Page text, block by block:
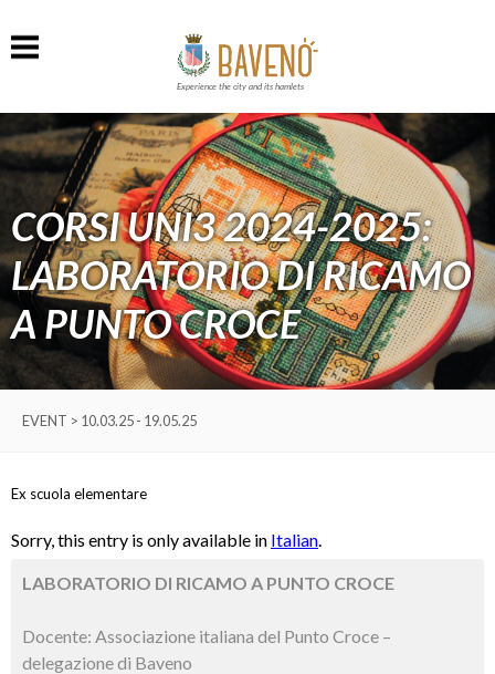
Experience the city and its hamlets
CORSI UNI3 2024-2025:
LABORATORIO DI RICAMO
A PUNTO CROCE
EVENT > 10.03.25 - 19.05.25
Ex scuola elementare
Sorry, this entry is only available in Italian.
LABORATORIO DI RICAMO A PUNTO CROCE
Docente: Associazione italiana del Punto Croce –
delegazione di Baveno